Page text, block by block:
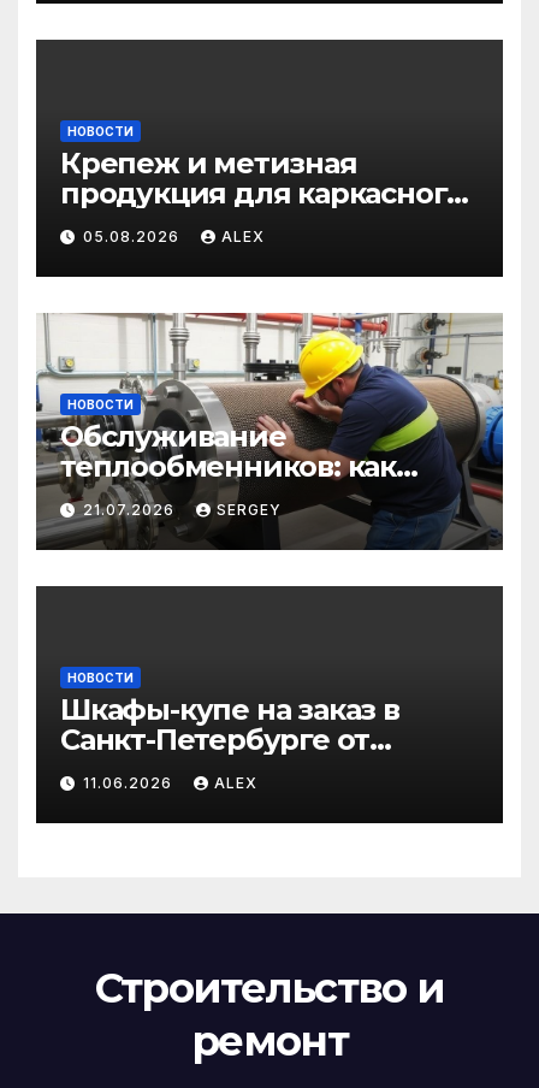
НОВОСТИ
Крепеж и метизная
продукция для каркасного
и загородного
строительства: от
саморезов до анкеров
05.08.2026 ALEX
НОВОСТИ
Обслуживание
теплообменников: как
сохранить эффективность
и избежать простоев
21.07.2026 SERGEY
НОВОСТИ
Шкафы-купе на заказ в
Санкт-Петербурге от
производителя по
доступным ценам
11.06.2026 ALEX
Строительство и
ремонт